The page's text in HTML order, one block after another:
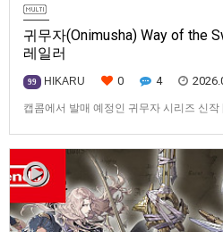
귀무자(Onimusha) Way of the
레일러
99 HIKARU 0 4
캡콤에서 발매 예정인 귀무자 시리즈 신